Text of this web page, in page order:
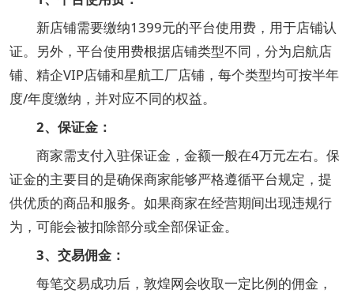
新店铺需要缴纳1399元的平台使用费，用于店铺认
证‌。另外，平台使用费根据店铺类型不同，分为启航店
铺、精企VIP店铺和星航工厂店铺，每个类型均可按半年
度/年度缴纳，并对应不同的权益‌。
‌2、保证金‌：
商家需支付入驻保证金，金额一般在4万元左右。保
证金的主要目的是确保商家能够严格遵循平台规定，提
供优质的商品和服务。如果商家在经营期间出现违规行
为，可能会被扣除部分或全部保证金‌。
‌3、交易佣金‌：
每笔交易成功后，敦煌网会收取一定比例的佣金，